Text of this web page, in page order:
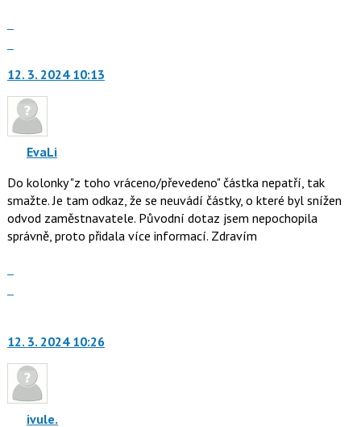
pro
předchozí
nový
názor
další
nový
názor.
K
navigaci
použít
i
klávesy
N
předchozí
nový
názor
12. 3. 2024 10:13
EvaLi
Do kolonky "z toho vráceno/převedeno" částka nepatří, tak
smažte. Je tam odkaz, že se neuvádí částky, o které byl snížen
odvod zaměstnavatele. Původní dotaz jsem nepochopila
správně, proto přidala více informací. Zdravím
nový
K
navigaci
12. 3. 2024 10:26
ivule.